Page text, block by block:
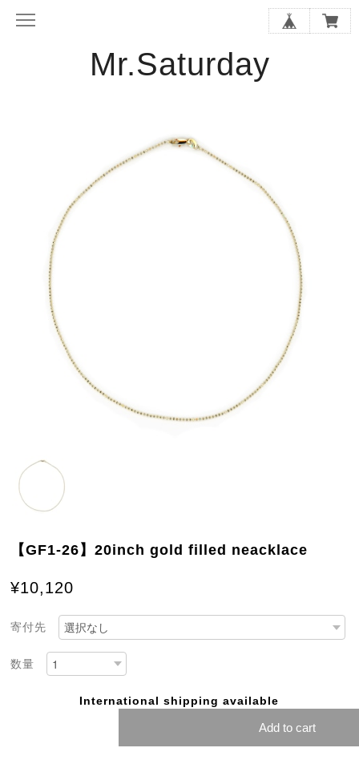
Mr.Saturday
【GF1-26】20inch gold filled neacklace
¥10,120
寄付先
数量
International shipping available
Add to cart